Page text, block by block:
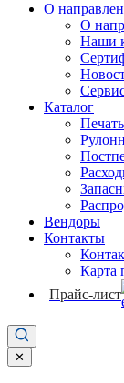
О
О
Наши
Каталог
Вендоры
Контакты
Карта
Прайс-лист
✕